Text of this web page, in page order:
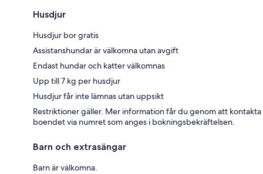
Husdjur
Husdjur bor gratis
Assistanshundar är välkomna utan avgift
Endast hundar och katter välkomnas
Upp till 7 kg per husdjur
Husdjur får inte lämnas utan uppsikt
Restriktioner gäller. Mer information får du genom att kontakta
boendet via numret som anges i bokningsbekräftelsen.
Barn och extrasängar
Barn är välkomna.